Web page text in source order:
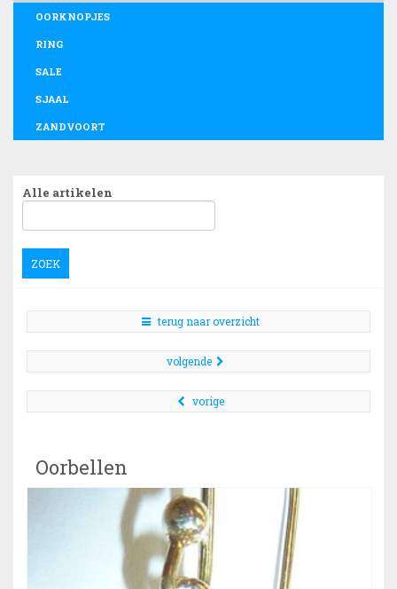
OORKNOPJES
RING
SALE
SJAAL
ZANDVOORT
Alle artikelen
ZOEK
terug naar overzicht
volgende
vorige
Oorbellen